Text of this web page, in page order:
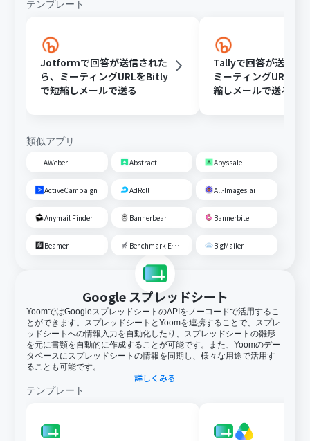
テンプレート
Jotformで回答が送信された
ら、ミーティングURLをBitly
で短縮しメールで送る
Tallyで回答が送信さ
ミーティングURLを
縮しメールで送る
類似アプリ
AWeber Abstract Abyssale
ActiveCampaign AdRoll All-Images.ai
Anymail Finder Bannerbear Bannerbite
Beamer Benchmark Email BigMailer
Google スプレッドシート
YoomではGoogleスプレッドシートのAPIをノーコードで活用するこ
とができます。スプレッドシートとYoomを連携することで、スプレ
ッドシートへの情報入力を自動化したり、スプレッドシートの雛形
を元に書類を自動的に作成することが可能です。また、Yoomのデー
タベースにスプレッドシートの情報を同期し、様々な用途で活用す
ることも可能です。
詳しくみる
テンプレート